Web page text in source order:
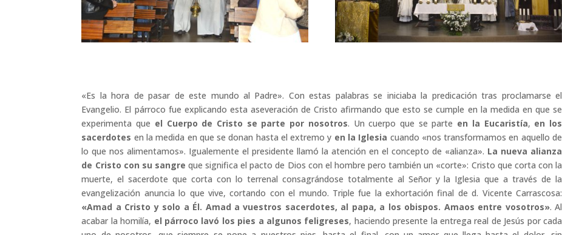
«Es la hora de pasar de este mundo al Padre». Con estas palabras se iniciaba la predicación tras proclamarse el
Evangelio. El párroco fue explicando esta aseveración de Cristo afirmando que esto se cumple en la medida en que se
experimenta que el Cuerpo de Cristo se parte por nosotros. Un cuerpo que se parte en la Eucaristía, en los
sacerdotes en la medida en que se donan hasta el extremo y en la Iglesia cuando «nos transformamos en aquello de
lo que nos alimentamos». Igualemente el presidente llamó la atención en el concepto de «alianza». La nueva alianza
de Cristo con su sangre que significa el pacto de Dios con el hombre pero también un «corte»: Cristo que corta con la
muerte, el sacerdote que corta con lo terrenal consagrándose totalmente al Señor y la Iglesia que a través de la
evangelización anuncia lo que vive, cortando con el mundo. Triple fue la exhortación final de d. Vicente Carrascosa:
«Amad a Cristo y solo a Él. Amad a vuestros sacerdotes, al papa, a los obispos. Amaos entre vosotros». Al
acabar la homilía, el párroco lavó los pies a algunos feligreses, haciendo presente la entrega real de Jesús por cada